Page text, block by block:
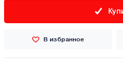
В избранное